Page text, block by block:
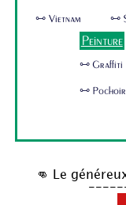
🜺 Vietnam 🜺
Peinture
🜺 Graffiti
🜺 Pochoir
👊 Le